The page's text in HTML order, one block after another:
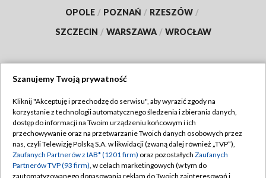
OPOLE / POZNAŃ / RZESZÓW /
SZCZECIN / WARSZAWA / WROCŁAW
TVP
Abonament TVP
Emisja w TVP
Centrum informacji TVP
Regulamin TVP
Polityka prywatności
Moje zgody
Szanujemy Twoją prywatność
Kliknij "Akceptuję i przechodzę do serwisu", aby wyrazić zgody na
korzystanie z technologii automatycznego śledzenia i zbierania danych,
dostęp do informacji na Twoim urządzeniu końcowym i ich
przechowywanie oraz na przetwarzanie Twoich danych osobowych przez
nas, czyli Telewizję Polską S.A. w likwidacji (zwaną dalej również „TVP”),
Zaufanych Partnerów z IAB* (1201 firm) oraz pozostałych Zaufanych
Partnerów TVP (93 firm), w celach marketingowych (w tym do
zautomatyzowanego dopasowania reklam do Twoich zainteresowań i